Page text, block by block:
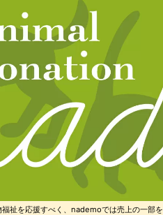
福祉を応援すべく、nademoでは売上の一部を